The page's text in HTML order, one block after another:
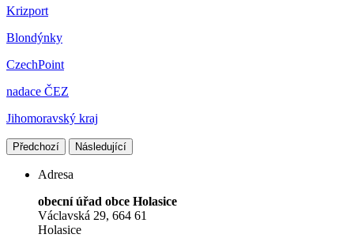
Krizport
Blondýnky
CzechPoint
nadace ČEZ
Jihomoravský kraj
Předchozí Následující
Adresa
obecní úřad obce Holasice
Václavská 29, 664 61
Holasice